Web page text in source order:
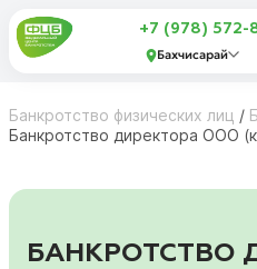
+7 (978) 572-
Бахчисарай
Банкротство физических лиц /
Банкротство директора ООО
БАНКРОТСТВО